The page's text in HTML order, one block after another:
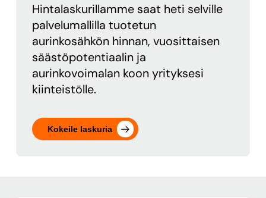
Hintalaskurillamme saat heti selville
palvelumallilla tuotetun
aurinkosähkön hinnan, vuosittaisen
säästöpotentiaalin ja
aurinkovoimalan koon yrityksesi
kiinteistölle.
Kokeile laskuria